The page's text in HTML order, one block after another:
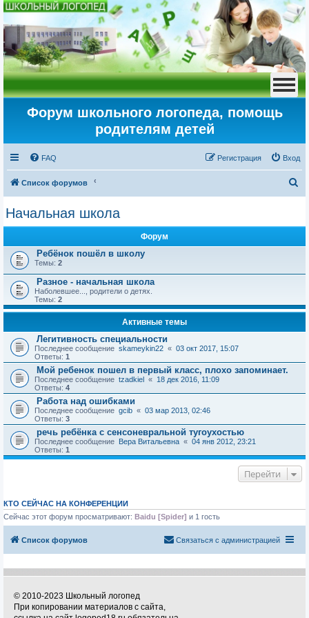
Форум школьного логопеда, помощь
родителям детей
FAQ Вход
Регистрация
Список форумов
о
к
Начальная школа
Форум
Ребёнок пошёл в школу
Темы: 2
Разное - начальная школа
Наболевшее..., родители о детях.
Темы: 2
Активные темы
Легитивность специальности
Последнее сообщение skameykin22 « 03 окт 2017, 15:07
Ответы: 1
Мой ребенок пошел в первый класс, плохо запоминает.
Последнее сообщение tzadkiel « 18 дек 2016, 11:09
Ответы: 4
Работа над ошибками
Последнее сообщение gcib « 03 мар 2013, 02:46
Ответы: 3
речь ребёнка с сенсоневральной тугоухостью
Последнее сообщение Вера Витальевна « 04 янв 2012, 23:21
Ответы: 1
Перейти
КТО СЕЙЧАС НА КОНФЕРЕНЦИИ
Сейчас этот форум просматривают: Baidu [Spider] и 1 гость
Список форумов Связаться с администрацией
© 2010-2023 Школьный логопед
При копировании материалов с сайта,